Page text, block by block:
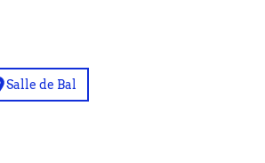
Salle de Bal